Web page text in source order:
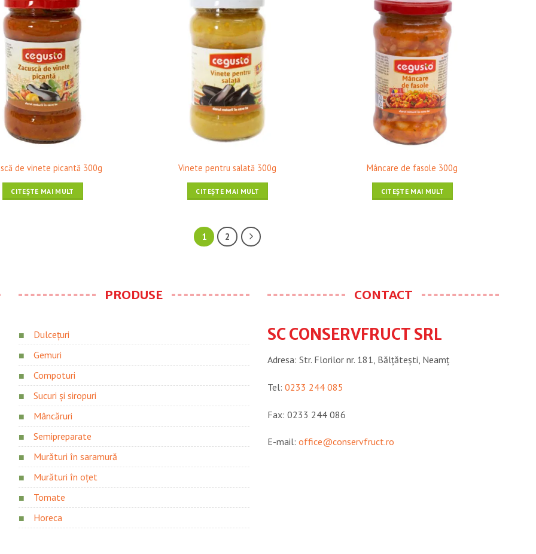
❤ Pune în Wishlist
de vinete picantă 300g
CITEȘTE MAI MULT
❤ Pune în Wishlist
Vinete pentru salată 300g
CITEȘTE MAI MULT
❤ Pune în Wishlist
Mâncare de fasole 300g
CITEȘTE MAI MULT
1 2
PRODUSE
Dulcețuri
Gemuri
Compoturi
Sucuri și siropuri
Mâncăruri
Semipreparate
Murături în saramură
Murături în oțet
Tomate
Horeca
CONTACT
SC CONSERVFRUCT SRL
Adresa: Str. Florilor nr. 181, Bălțătești, Neamţ
Tel:0233 244 085
Fax: 0233 244 086
E-mail:office@conservfruct.ro